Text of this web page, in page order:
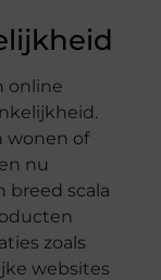
online
wonen of
nu
breed scala
zoals
websites